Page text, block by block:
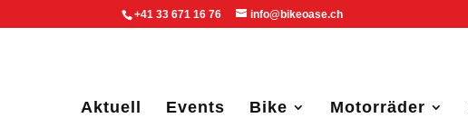
+41 33 671 16 76 info@bikeoase.ch
Aktuell Events Bike Motorräder